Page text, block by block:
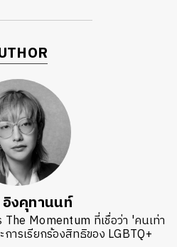
งคุทานนท์
Momentum ที่เชื่อว่า 'คนเท่า
ารเรียกร้องสิทธิของ LGBTQ+